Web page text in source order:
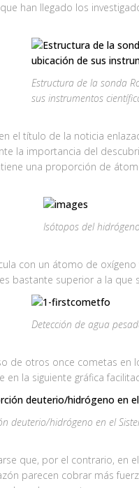
han llegado los
Estructura de la sonda
sus instrumentos
el título de la noticia
la importancia del
una proporción de
Isótopos del hidrógeno
con un átomo de
bastante superior a la que
Detección de agua
de otros once cometas
la siguiente gráfica
deuterio/hidrógeno en el
que, por el contrario,
parecen cobrar más